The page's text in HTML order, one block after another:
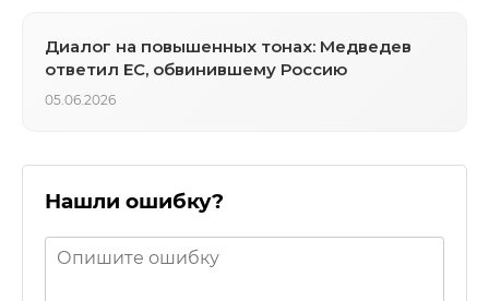
Диалог на повышенных тонах: Медведев
ответил ЕС, обвинившему Россию
05.06.2026
Нашли ошибку?